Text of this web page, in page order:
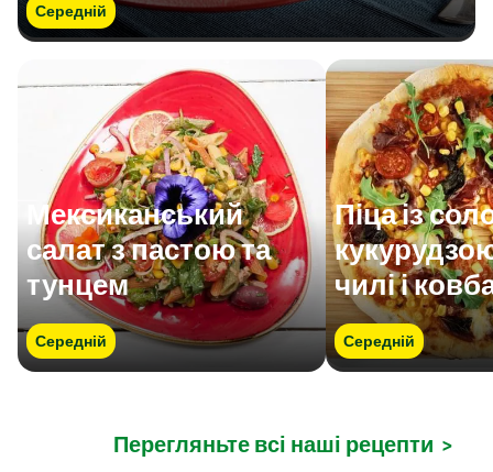
Середній
Мексиканський
салат з пастою та
тунцем
Середній
Піца із
чилі і
Середній
Перегляньте всі наші рецепти >